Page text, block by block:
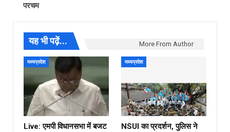
परचम
यह भी पढ़ें... More From Author
मध्यप्रदेश
Live: एमपी विधानसभा में बजट
मध्यप्रदेश
NSUI का प्रदर्शन, पुलिस ने